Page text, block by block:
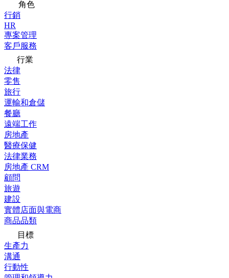
角色
行銷
HR
專案管理
客戶服務
行業
法律
零售
旅行
運輸和倉儲
餐廳
遠端工作
房地產
醫療保健
法律業務
房地產 CRM
顧問
旅遊
建設
實體店面與電商
商品品類
目標
生產力
溝通
行動性